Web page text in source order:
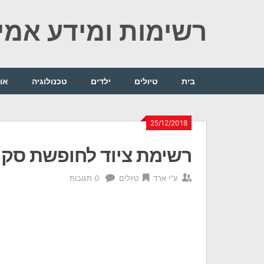
רשימות ומידע
בית טיולים ילדים טכנולוגיה
25/12/2018
רשימת ציוד לחופשת
ע"י ארד טיולים 0 תגובות